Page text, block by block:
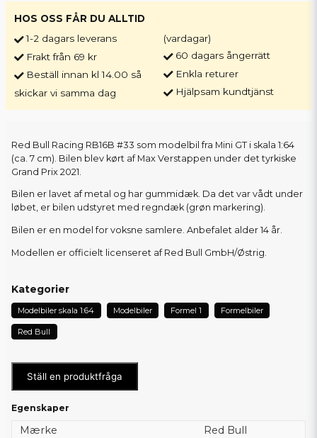
HOS OSS FÅR DU ALLTID
1-2 dagars leverans
Frakt från 69 kr
Beställ innan kl 14.00 så
skickar vi samma dag
(vardagar)
60 dagars ångerrätt
Enkla returer
Hjälpsam kundtjänst
Red Bull Racing RB16B #33 som modelbil fra Mini GT i skala 1:64
(ca. 7 cm). Bilen blev kørt af Max Verstappen under det tyrkiske
Grand Prix 2021.
Bilen er lavet af metal og har gummidæk. Da det var vådt under
løbet, er bilen udstyret med regndæk (grøn markering).
Bilen er en model for voksne samlere. Anbefalet alder 14 år.
Modellen er officielt licenseret af Red Bull GmbH/Østrig.
Kategorier
Modelbiler skala 1:64 Modelbiler Formel 1 Formelbiler
Red Bull
Ställ en produktfråga
Egenskaper
Mærke
Red Bull